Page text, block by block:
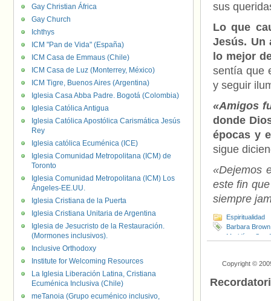
sus
Lo que
Jesús. Un
lo mejor
sentía que
y seguir
«Amigos
donde
épocas y
sigue
«Dejemos
este fin
siempre
Espiritualidad
Barbara Brown
Maridíaz
San
Copyright ©
Gay Christian África
Gay Church
Ichthys
ICM "Pan de Vida" (España)
ICM Casa de Emmaus (Chile)
ICM Casa de Luz (Monterrey, México)
ICM Tigre, Buenos Aires (Argentina)
Iglesia Casa Abba Padre. Bogotá (Colombia)
Iglesia Católica Antigua
Iglesia Católica Apostólica Carismática Jesús
Rey
Iglesia católica Ecuménica (ICE)
Iglesia Comunidad Metropolitana (ICM) de
Toronto
Iglesia Comunidad Metropolitana (ICM) Los
Ángeles-EE.UU.
Iglesia Cristiana de la Puerta
Iglesia Cristiana Unitaria de Argentina
Iglesia de Jesucristo de la Restauración.
(Mormones inclusivos).
Inclusive Orthodoxy
Institute for Welcoming Resources
La Iglesia Liberación Latina, Cristiana
Ecuménica Inclusiva (Chile)
meTanoia (Grupo ecuménico inclusivo,